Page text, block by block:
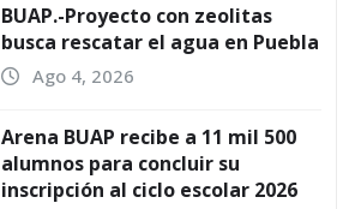
BUAP.-Proyecto con zeolitas
busca rescatar el agua en Puebla
Ago 4, 2026
Arena BUAP recibe a 11 mil 500
alumnos para concluir su
inscripción al ciclo escolar 2026